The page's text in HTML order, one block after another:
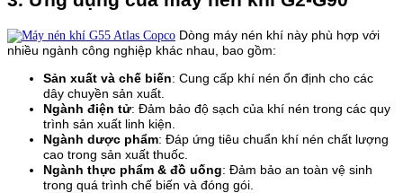
Dòng máy nén khí này phù hợp với
nhiều ngành công nghiệp khác nhau, bao gồm:
Sản xuất và chế biến: Cung cấp khí nén ổn định cho các
dây chuyền sản xuất.
Ngành điện tử: Đảm bảo độ sạch của khí nén trong các quy
trình sản xuất linh kiện.
Ngành dược phẩm: Đáp ứng tiêu chuẩn khí nén chất lượng
cao trong sản xuất thuốc.
Ngành thực phẩm & đồ uống: Đảm bảo an toàn vệ sinh
trong quá trình chế biến và đóng gói.